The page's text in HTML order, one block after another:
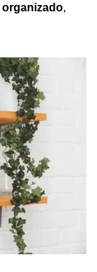
organizado,